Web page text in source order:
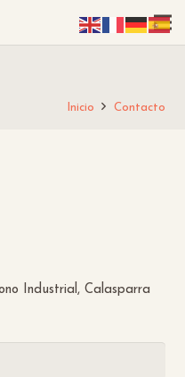
Inicio Contacto
Industrial, Calasparra